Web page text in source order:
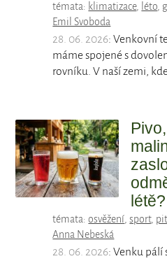
témata: klimatizace, léto,
Emil Svoboda
28. 06. 2026: Venkovní
máme spojené s
rovníku. V naší zemi,
létě?
témata:osvěžení,sport,
Anna Nebeská
28. 06. 2026: Venku pálí